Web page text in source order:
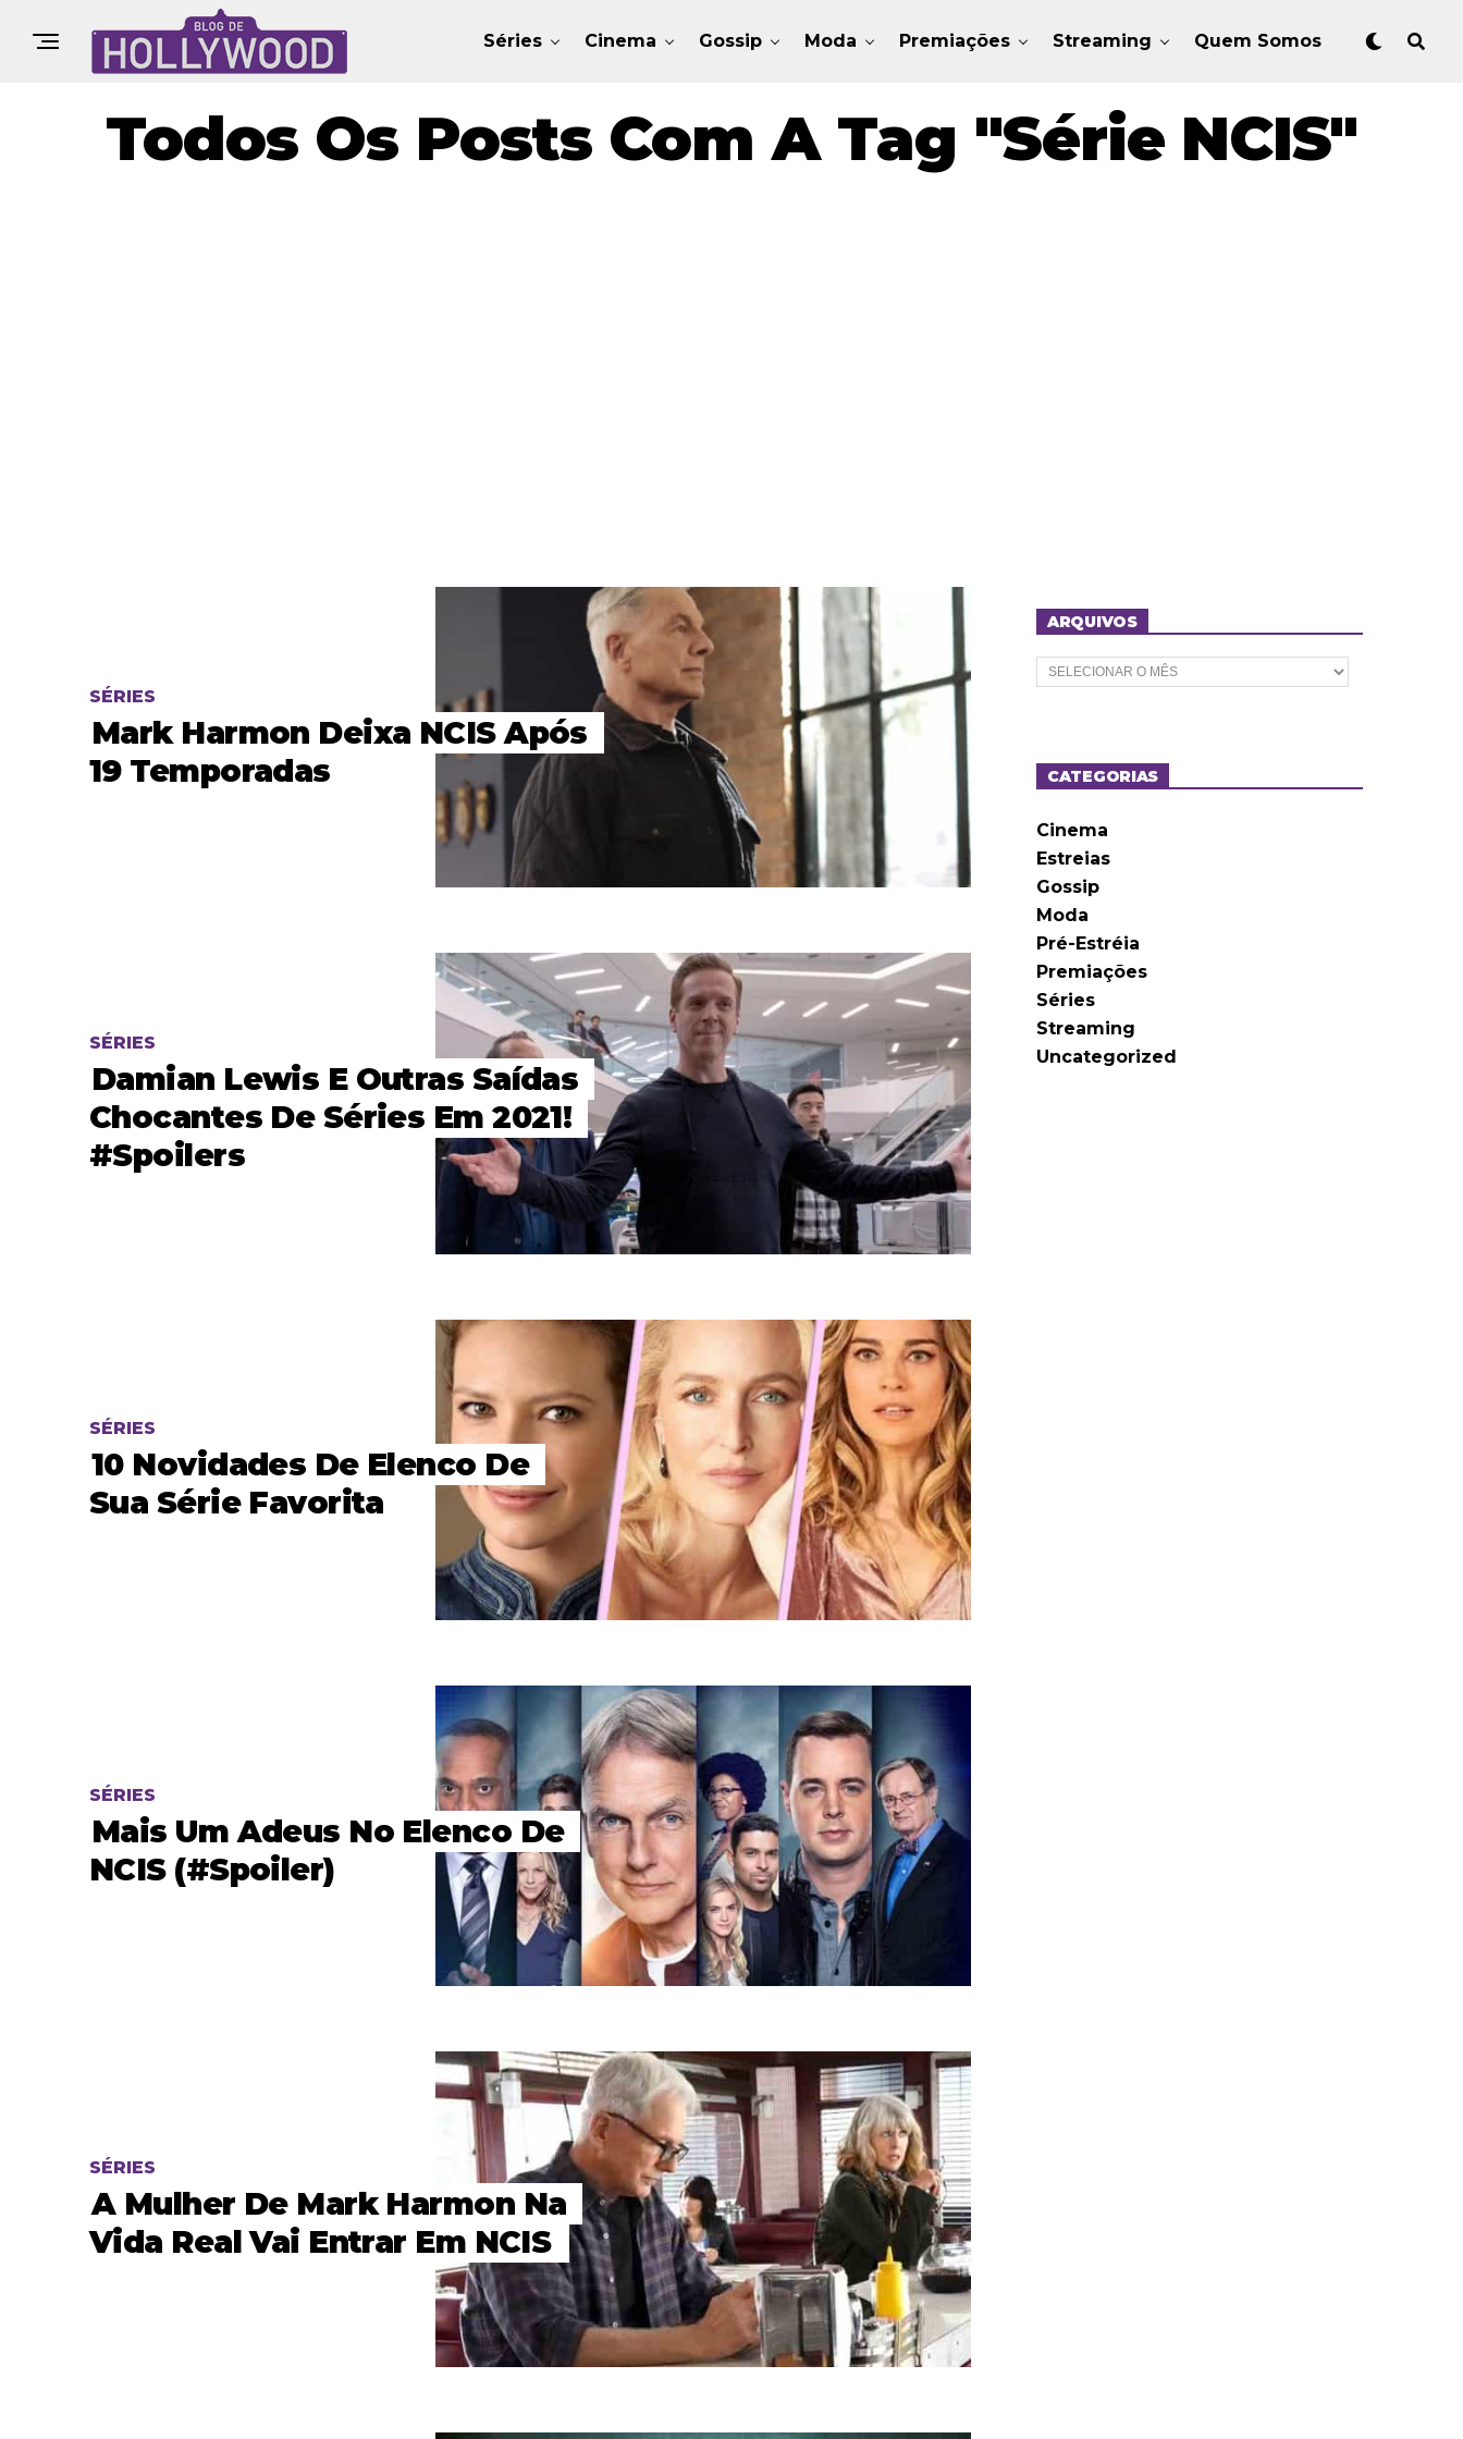
Séries Cinema Gossip Moda Premiações Streaming Quem Somos
Todos Os Posts Com A Tag "série NCIS"
SÉRIES
Mark Harmon Deixa NCIS Após
19 Temporadas
SÉRIES
Damian Lewis E Outras Saídas
Chocantes De Séries Em 2021!
#spoilers
SÉRIES
10 Novidades De Elenco De
Sua Série Favorita
SÉRIES
Mais Um Adeus No Elenco De
NCIS (#spoiler)
SÉRIES
A Mulher De Mark Harmon Na
Vida Real Vai Entrar Em NCIS
ARQUIVOS
A
r
o
sCATEGORIAS
Cinema
Estreias
Gossip
Moda
Pré-Estréia
Premiações
Séries
Streaming
Uncategorized